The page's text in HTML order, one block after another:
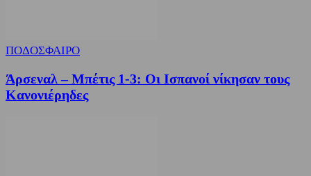
ΠΟΔΟΣΦΑΙΡΟ
Άρσεναλ – Μπέτις 1-3: Οι Ισπανοί νίκησαν τους
Κανονιέρηδες